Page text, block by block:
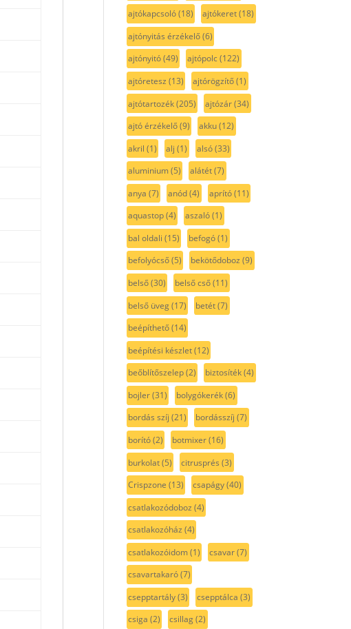
ajtókapcsoló(18) ajtókeret(18)
ajtónyitás érzékelő(6)
ajtónyitó(49) ajtópolc(122)
ajtóretesz (13) ajtórögzítő(1)
ajtótartozék(205) ajtózár(34)
ajtó érzékelő(9) akku(12)
akril (1) alj (1) alsó(33)
aluminium(5) alátét(7)
anya (7) anód(4) aprító(11)
aquastop(4) aszaló(1)
bal oldali (15) befogó(1)
befolyócső(5) bekötődoboz (9)
belső(30) belső cső(11)
belső üveg(17) betét(7)
beépíthető(14)
beépítési készlet(12)
beőblítőszelep(2) biztosíték(4)
bojler(31) bolygókerék(6)
bordás szíj (21) bordásszíj (7)
borító(2) botmixer(16)
burkolat(5) citrusprés (3)
Crispzone (13) csapágy(40)
csatlakozódoboz (4)
csatlakozóház (4)
csatlakozóidom(1) csavar(7)
csavartakaró(7)
csepptartály(3) csepptálca (3)
csiga (2) csillag(2)